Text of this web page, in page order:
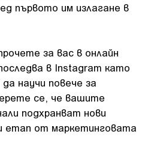
първото им излагане в
за вас в онлайн
в Instagram като
научи повече за
се, че вашите
подхранват нови
етап от маркетинговата